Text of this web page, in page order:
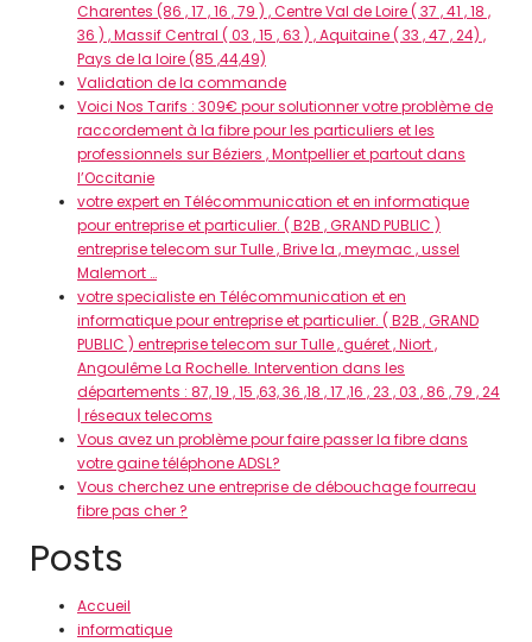
Charentes (86 , 17 , 16 , 79 ) , Centre Val de Loire ( 37 , 41 , 18 ,
36 ) , Massif Central ( 03 , 15 , 63 ) , Aquitaine ( 33 , 47 , 24) ,
Pays de la loire (85 ,44,49)
Validation de la commande
Voici Nos Tarifs : 309€ pour solutionner votre problème de
raccordement à la fibre pour les particuliers et les
professionnels sur Béziers , Montpellier et partout dans
l’Occitanie
votre expert en Télécommunication et en informatique
pour entreprise et particulier. ( B2B , GRAND PUBLIC )
entreprise telecom sur Tulle , Brive la , meymac , ussel
Malemort …
votre specialiste en Télécommunication et en
informatique pour entreprise et particulier. ( B2B , GRAND
PUBLIC ) entreprise telecom sur Tulle , guéret , Niort ,
Angoulême La Rochelle. Intervention dans les
départements : 87, 19 , 15 ,63, 36 ,18 , 17 ,16 , 23 , 03 , 86 , 79 , 24
| réseaux telecoms
Vous avez un problème pour faire passer la fibre dans
votre gaine téléphone ADSL?
Vous cherchez une entreprise de débouchage fourreau
fibre pas cher ?
Posts
Accueil
informatique